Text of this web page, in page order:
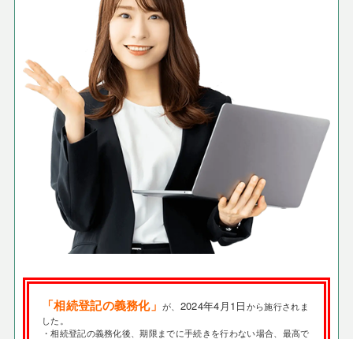
「相続登記の義務化」が、 2024年4月1日から施行されま
した。
・相続登記の義務化後、期限までに手続きを行わない場合、最高で